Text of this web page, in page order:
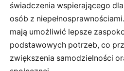
świadczenia wspierającego
osób z
mają umożliwić lepsze
podstawowych potrzeb, co
zwiększenia samodzielności